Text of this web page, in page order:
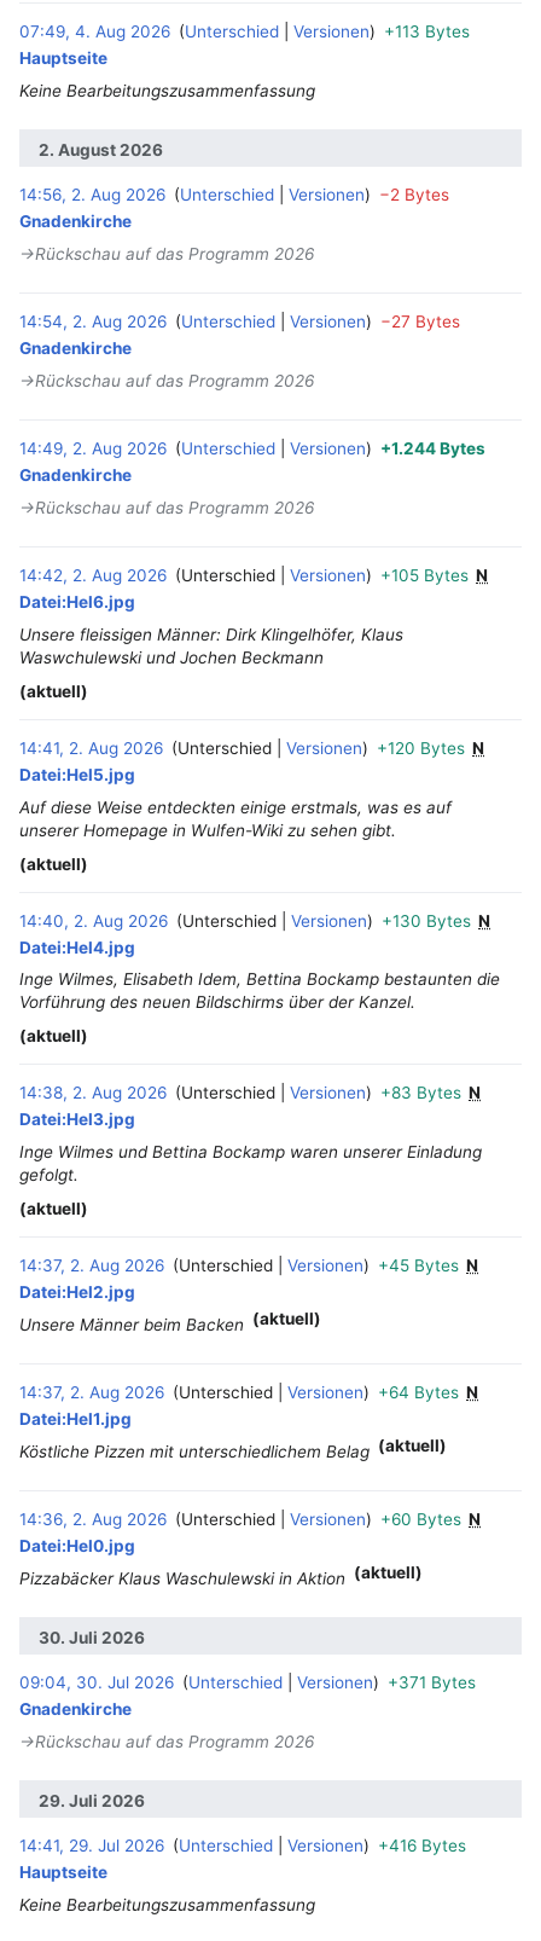
07:49, 4. Aug 2026 Unterschied Versionen +113 Bytes
Hauptseite
Keine Bearbeitungszusammenfassung
2. August 2026
14:56, 2. Aug 2026 Unterschied Versionen −2 Bytes
Gnadenkirche
→‎Rückschau auf das Programm 2026
14:54, 2. Aug 2026 Unterschied Versionen −27 Bytes
Gnadenkirche
→‎Rückschau auf das Programm 2026
14:49, 2. Aug 2026 Unterschied Versionen +1.244 Bytes
Gnadenkirche
→‎Rückschau auf das Programm 2026
14:42, 2. Aug 2026 Unterschied Versionen +105 Bytes N
Datei:Hel6.jpg
Unsere fleissigen Männer: Dirk Klingelhöfer, Klaus
Waswchulewski und Jochen Beckmann
(aktuell)
14:41, 2. Aug 2026 Unterschied Versionen +120 Bytes N
Datei:Hel5.jpg
Auf diese Weise entdeckten einige erstmals, was es auf
unserer Homepage in Wulfen-Wiki zu sehen gibt.
(aktuell)
14:40, 2. Aug 2026 Unterschied Versionen +130 Bytes N
Datei:Hel4.jpg
Inge Wilmes, Elisabeth Idem, Bettina Bockamp bestaunten die
Vorführung des neuen Bildschirms über der Kanzel.
(aktuell)
14:38, 2. Aug 2026 Unterschied Versionen +83 Bytes N
Datei:Hel3.jpg
Inge Wilmes und Bettina Bockamp waren unserer Einladung
gefolgt.
(aktuell)
14:37, 2. Aug 2026 Unterschied Versionen +45 Bytes N
Datei:Hel2.jpg
Unsere Männer beim Backen (aktuell)
14:37, 2. Aug 2026 Unterschied Versionen +64 Bytes N
Datei:Hel1.jpg
Köstliche Pizzen mit unterschiedlichem Belag (aktuell)
14:36, 2. Aug 2026 Unterschied Versionen +60 Bytes N
Datei:Hel0.jpg
Pizzabäcker Klaus Waschulewski in Aktion (aktuell)
30. Juli 2026
09:04, 30. Jul 2026 Unterschied Versionen +371 Bytes
Gnadenkirche
→‎Rückschau auf das Programm 2026
29. Juli 2026
14:41, 29. Jul 2026 Unterschied Versionen +416 Bytes
Hauptseite
Keine Bearbeitungszusammenfassung